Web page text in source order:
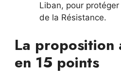
Liban, pour protéger
de la Résistance.
La proposition
en 15 points